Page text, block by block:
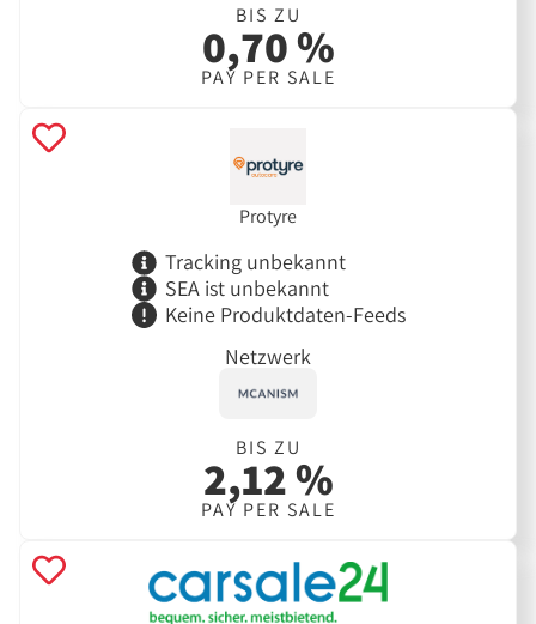
BIS ZU
0,70 %
PAY PER SALE
Protyre
Tracking unbekannt
SEA ist unbekannt
Keine Produktdaten-Feeds
Netzwerk
BIS ZU
2,12 %
PAY PER SALE